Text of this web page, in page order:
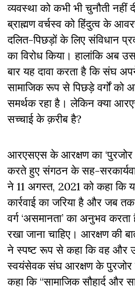
व्यवस्था को कभी भी चुनौती
ब्राह्मण वर्चस्व को हिंदुत्व के
दलित-पिछड़ों के लिए संविधान
का विरोध किया। हालांकि अब
बार यह दावा करता है कि संघ
सामाजिक रूप से पिछड़े वर्गों को
समर्थक रहा है। लेकिन क्या
सच्चाई के क़रीब है?
आरएसएस के आरक्षण का ‘पुरजोर
करते हुए संगठन के सह-
ने 11 अगस्त, 2021 को कहा कि
कार्रवाई का जरिया है और जब
वर्ग ‘असमानता’ का अनुभव
रखा जाना चाहिए। आरक्षण की
ने स्पष्ट रूप से कहा कि वह और
स्वयंसेवक संघ आरक्षण के पुरजोर
कहा कि “सामाजिक सौहार्द और